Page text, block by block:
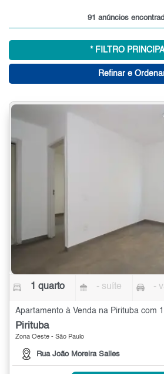
91 anúncios
* FILTRO
Refinar e
1 quarto - suíte -
Apartamento à Venda na Pirituba com
Pirituba
Zona Oeste - São Paulo
Rua João Moreira Salles